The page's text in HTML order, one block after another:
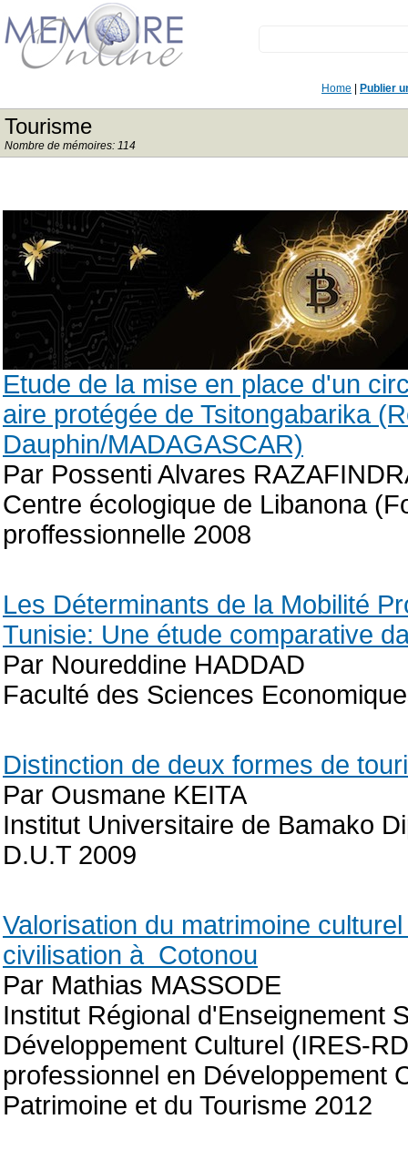
Home Publier
Tourisme
Nombre de mémoires: 114
Etude de la mise en place d'un
aire protégée de Tsitongabarika
Dauphin/MADAGASCAR)
Par Possenti Alvares
Centre écologique de Libanona
proffessionnelle 2008
Les Déterminants de la Mobilité
Tunisie: Une étude comparative
Par Noureddine HADDAD
Faculté des Sciences
Distinction de deux formes de
Par Ousmane KEITA
Institut Universitaire de Bamako
D.U.T 2009
Valorisation du matrimoine
civilisation à Cotonou
Par Mathias MASSODE
Institut Régional d'Enseignement
Développement Culturel (IRES-
professionnel en Développement
Patrimoine et du Tourisme 2012